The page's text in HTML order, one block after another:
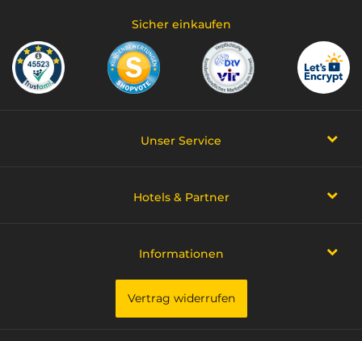
Sicher einkaufen
Unser Service
Hotels & Partner
Informationen
Vertrag widerrufen